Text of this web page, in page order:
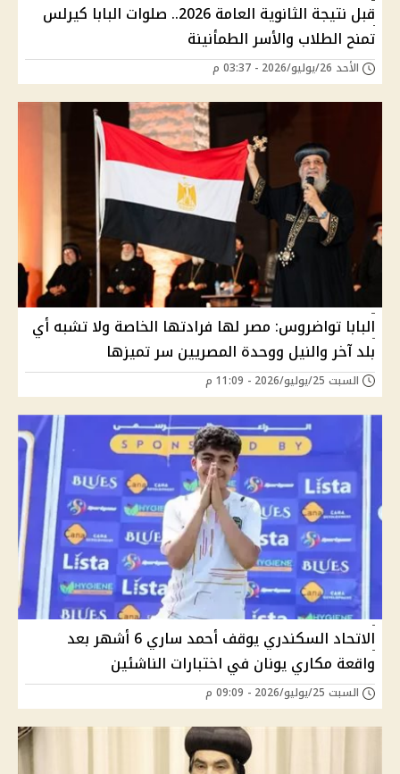
قبل نتيجة الثانوية العامة 2026.. صلوات البابا كيرلس
تمنح الطلاب والأسر الطمأنينة
الأحد 26/يوليو/2026 - 03:37 م
البابا تواضروس: مصر لها فرادتها الخاصة ولا تشبه أي
بلد آخر والنيل ووحدة المصريين سر تميزها
السبت 25/يوليو/2026 - 11:09 م
الاتحاد السكندري يوقف أحمد ساري 6 أشهر بعد
واقعة مكاري يونان في اختبارات الناشئين
السبت 25/يوليو/2026 - 09:09 م